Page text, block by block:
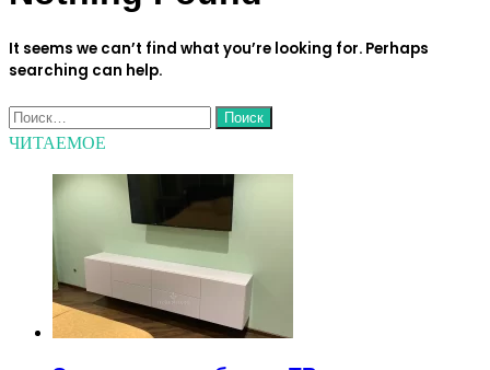
It seems we can’t find what you’re looking for. Perhaps
searching can help.
Найти:
ЧИТАЕМОЕ